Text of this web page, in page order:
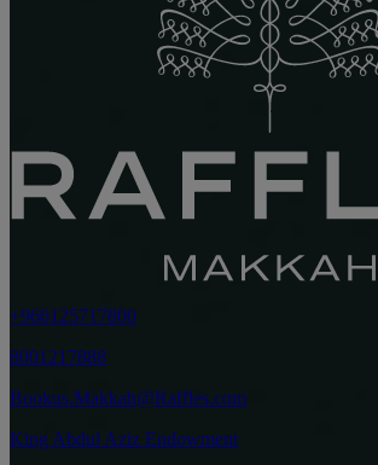
+966125717800
8001217888
Bookus.Makkah@Raffles.com
King Abdul Aziz Endowment